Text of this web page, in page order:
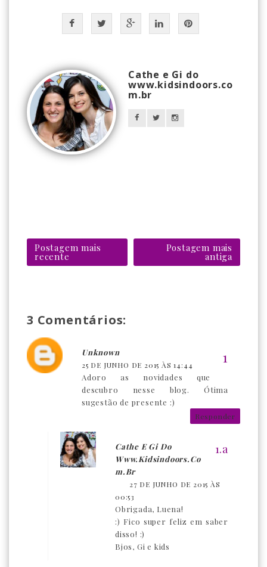
Cathe e Gi do
www.kidsindoors.co
m.br
Postagem mais
recente
Postagem mais
antiga
3 Comentários:
Unknown
25 DE JUNHO DE 2015 ÀS 14:44
Adoro as novidades que
descubro nesse blog. Ótima
sugestão de presente :)
Responder
Cathe E Gi Do
Www.kidsindoors.co
M.br
27 DE JUNHO DE 2015 ÀS
00:53
Obrigada, Luena!
:) Fico super feliz em saber
disso! :)
Bjos, Gi e kids